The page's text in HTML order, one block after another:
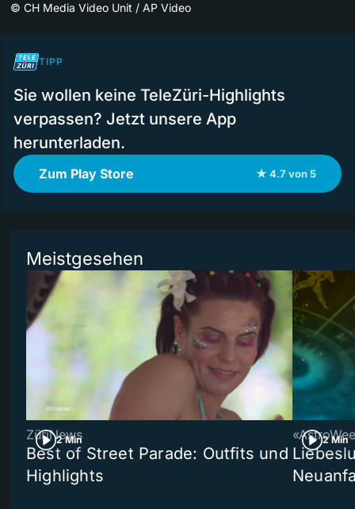
© CH Media Video Unit / AP Video
TIPP
Sie wollen keine TeleZüri-Highlights
verpassen? Jetzt unsere App
herunterladen.
Zum Play Store ★ 4.7 von 5
Meistgesehen
2 Min
ZüriNews
Best of Street Parade: Outfits und
Highlights
2 Min